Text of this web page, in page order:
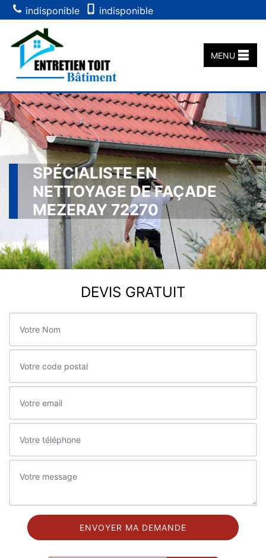
indisponible indisponible
MENU
SPÉCIALISTE EN
NETTOYAGE DE FAÇADE
MEZERAY 72270
DEVIS GRATUIT